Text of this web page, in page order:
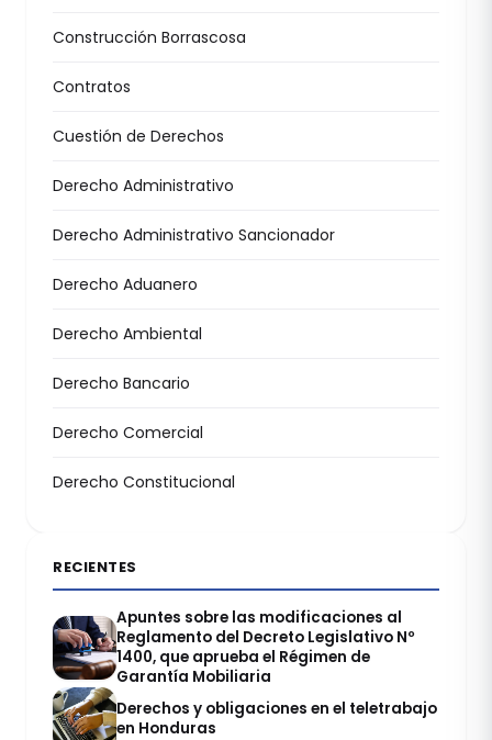
Construcción Borrascosa
Contratos
Cuestión de Derechos
Derecho Administrativo
Derecho Administrativo Sancionador
Derecho Aduanero
Derecho Ambiental
Derecho Bancario
Derecho Comercial
Derecho Constitucional
RECIENTES
Apuntes sobre las modificaciones al
Reglamento del Decreto Legislativo Nº
1400, que aprueba el Régimen de
Garantía Mobiliaria
Derechos y obligaciones en el teletrabajo
en Honduras